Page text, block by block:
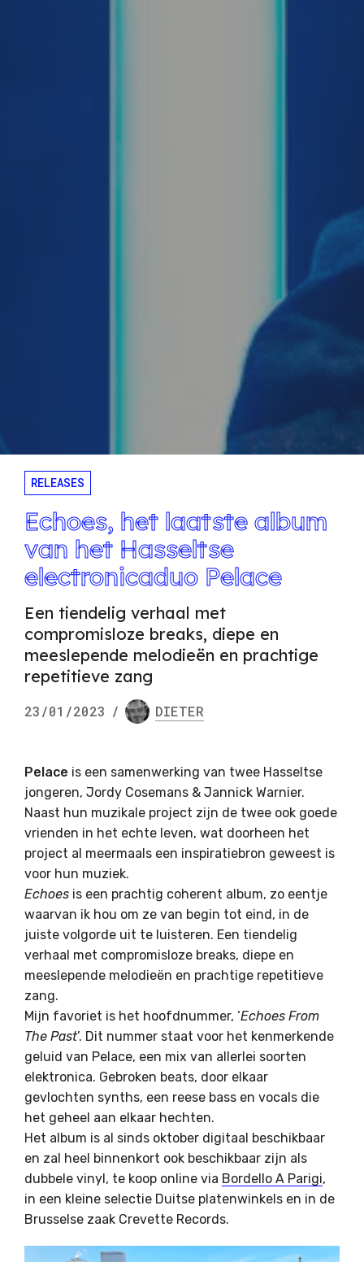
RELEASES
Echoes, het laatste album
van het Hasseltse
electronicaduo Pelace
Een tiendelig verhaal met
compromisloze breaks, diepe en
meeslepende melodieën en prachtige
repetitieve zang
23/01/2023 / DIETER
Pelace is een samenwerking van twee Hasseltse
jongeren, Jordy Cosemans & Jannick Warnier.
Naast hun muzikale project zijn de twee ook goede
vrienden in het echte leven, wat doorheen het
project al meermaals een inspiratiebron geweest is
voor hun muziek.
Echoes is een prachtig coherent album, zo eentje
waarvan ik hou om ze van begin tot eind, in de
juiste volgorde uit te luisteren. Een tiendelig
verhaal met compromisloze breaks, diepe en
meeslepende melodieën en prachtige repetitieve
zang.
Mijn favoriet is het hoofdnummer, ‘Echoes From
The Past’. Dit nummer staat voor het kenmerkende
geluid van Pelace, een mix van allerlei soorten
elektronica. Gebroken beats, door elkaar
gevlochten synths, een reese bass en vocals die
het geheel aan elkaar hechten.
Het album is al sinds oktober digitaal beschikbaar
en zal heel binnenkort ook beschikbaar zijn als
dubbele vinyl, te koop online via Bordello A Parigi,
in een kleine selectie Duitse platenwinkels en in de
Brusselse zaak Crevette Records.